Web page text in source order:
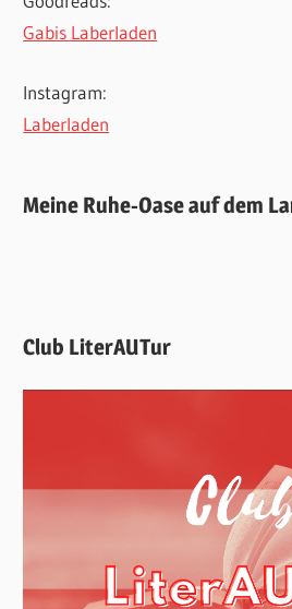
Gabis Laberladen
Instagram:
Laberladen
Meine Ruhe-Oase auf dem
Club LiterAUTur